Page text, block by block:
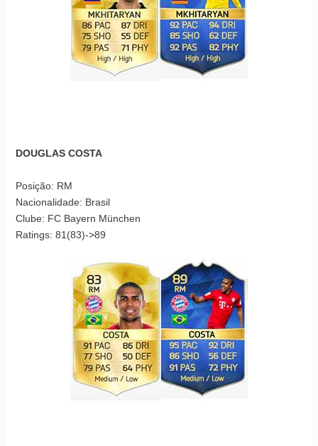
DOUGLAS COSTA
Posição: RM
Nacionalidade: Brasil
Clube: FC Bayern München
Ratings: 81(83)->89